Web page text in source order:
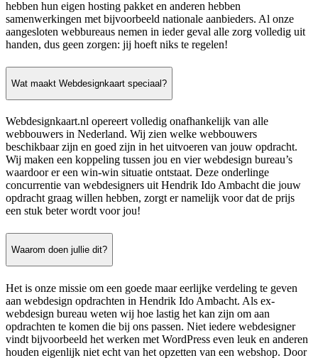
hebben hun eigen hosting pakket en anderen hebben
samenwerkingen met bijvoorbeeld nationale aanbieders. Al onze
aangesloten webbureaus nemen in ieder geval alle zorg volledig uit
handen, dus geen zorgen: jij hoeft niks te regelen!
Wat maakt Webdesignkaart speciaal?
Webdesignkaart.nl opereert volledig onafhankelijk van alle
webbouwers in Nederland. Wij zien welke webbouwers
beschikbaar zijn en goed zijn in het uitvoeren van jouw opdracht.
Wij maken een koppeling tussen jou en vier webdesign bureau’s
waardoor er een win-win situatie ontstaat. Deze onderlinge
concurrentie van webdesigners uit Hendrik Ido Ambacht die jouw
opdracht graag willen hebben, zorgt er namelijk voor dat de prijs
een stuk beter wordt voor jou!
Waarom doen jullie dit?
Het is onze missie om een goede maar eerlijke verdeling te geven
aan webdesign opdrachten in Hendrik Ido Ambacht. Als ex-
webdesign bureau weten wij hoe lastig het kan zijn om aan
opdrachten te komen die bij ons passen. Niet iedere webdesigner
vindt bijvoorbeeld het werken met WordPress even leuk en anderen
houden eigenlijk niet echt van het opzetten van een webshop. Door